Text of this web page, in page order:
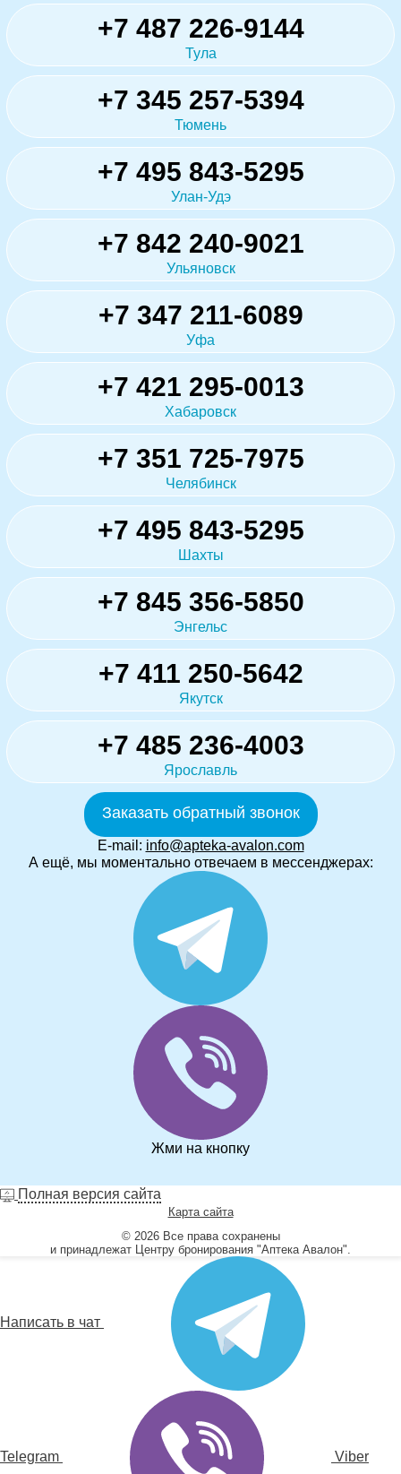
+7 487 226-9144
Тула
+7 345 257-5394
Тюмень
+7 495 843-5295
Улан-Удэ
+7 842 240-9021
Ульяновск
+7 347 211-6089
Уфа
+7 421 295-0013
Хабаровск
+7 351 725-7975
Челябинск
+7 495 843-5295
Шахты
+7 845 356-5850
Энгельс
+7 411 250-5642
Якутск
+7 485 236-4003
Ярославль
Заказать обратный звонок
E-mail: info@apteka-avalon.com
А ещё, мы моментально отвечаем в мессенджерах:
Жми на кнопку
Полная версия сайта
Карта сайта
© 2026 Все права сохранены
и принадлежат Центру бронирования "Аптека Авалон".
Написать в чат
Telegram Viber